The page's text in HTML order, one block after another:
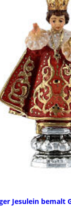
Jesulein bemalt